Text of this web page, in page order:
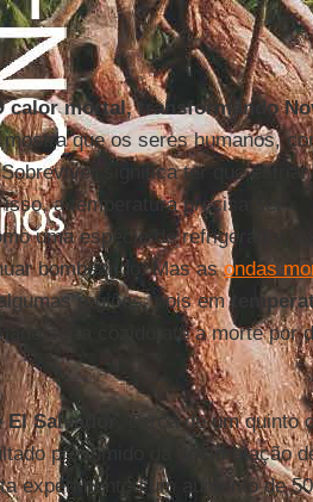
calor mortal, transformando
que os seres humanos,
significa ter que esfriar
a temperatura precisa ser
uma espécie de refrigerador,
bombeando. Mas asondas
regiões, pois em
seria cozido até a morte por
El Salvador
, cerca de um quinto
presumido da desidratação
experimentou um aumento de